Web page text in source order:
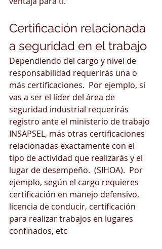
Certificación relacionada
a seguridad en el trabajo
Dependiendo del cargo y nivel de
responsabilidad requerirás una o
más certificaciones.  Por ejemplo, si
vas a ser el líder del área de
seguridad industrial requerirás
registro ante el ministerio de trabajo
INSAPSEL, más otras certificaciones
relacionadas exactamente con el
tipo de actividad que realizarás y el
lugar de desempeño.  (SIHOA).  Por
ejemplo, según el cargo requieres
certificación en manejo defensivo,
licencia de conducir, certificación
para realizar trabajos en lugares
confinados, etc